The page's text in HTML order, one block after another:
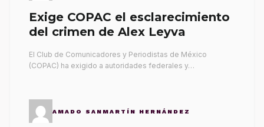
Exige COPAC el esclarecimiento
del crimen de Alex Leyva
El Club de Comunicadores y Periodistas de México
(COPAC) ha exigido a autoridades federales y…
AMADO SANMARTÍN HERNÁNDEZ